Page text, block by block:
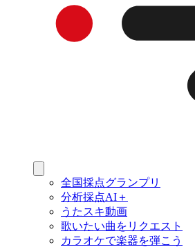
全国採点グランプリ
分析採点AI＋
うたスキ動画
歌いたい曲をリクエスト
カラオケで楽器を弾こう